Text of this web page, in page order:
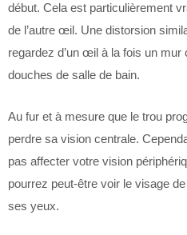
début. Cela est particulièrement
de l’autre œil. Une distorsion
regardez d’un œil à la fois un
douches de salle de bain.
Au fur et à mesure que le trou
perdre sa vision centrale.
pas affecter votre vision
pourrez peut-être voir le visage
ses yeux.